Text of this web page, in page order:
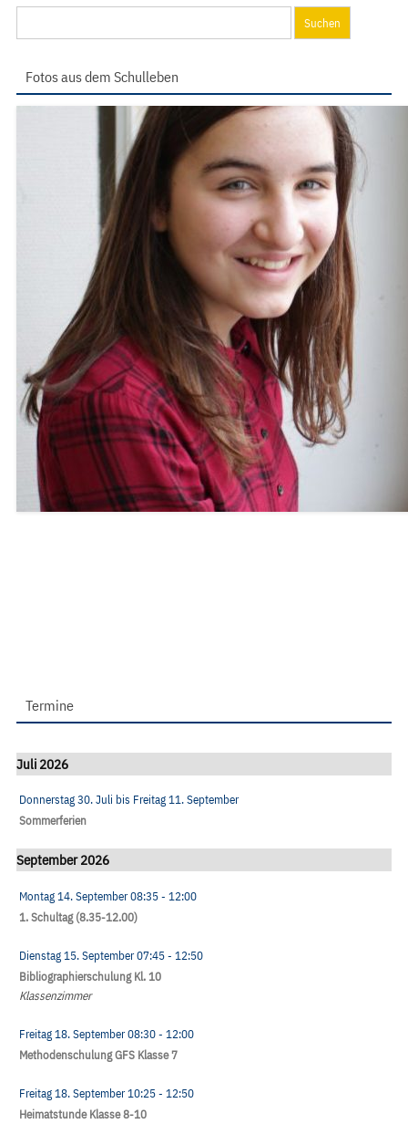
nach:
Fotos aus dem Schulleben
Termine
Juli 2026
Donnerstag 30. Juli bis Freitag 11. September
Sommerferien
September 2026
Montag 14. September08:35- 12:00
1. Schultag (8.35-12.00)
Dienstag 15. September07:45- 12:50
Bibliographierschulung Kl. 10
Klassenzimmer
Freitag 18. September08:30- 12:00
Methodenschulung GFS Klasse 7
Freitag 18. September10:25- 12:50
Heimatstunde Klasse 8-10